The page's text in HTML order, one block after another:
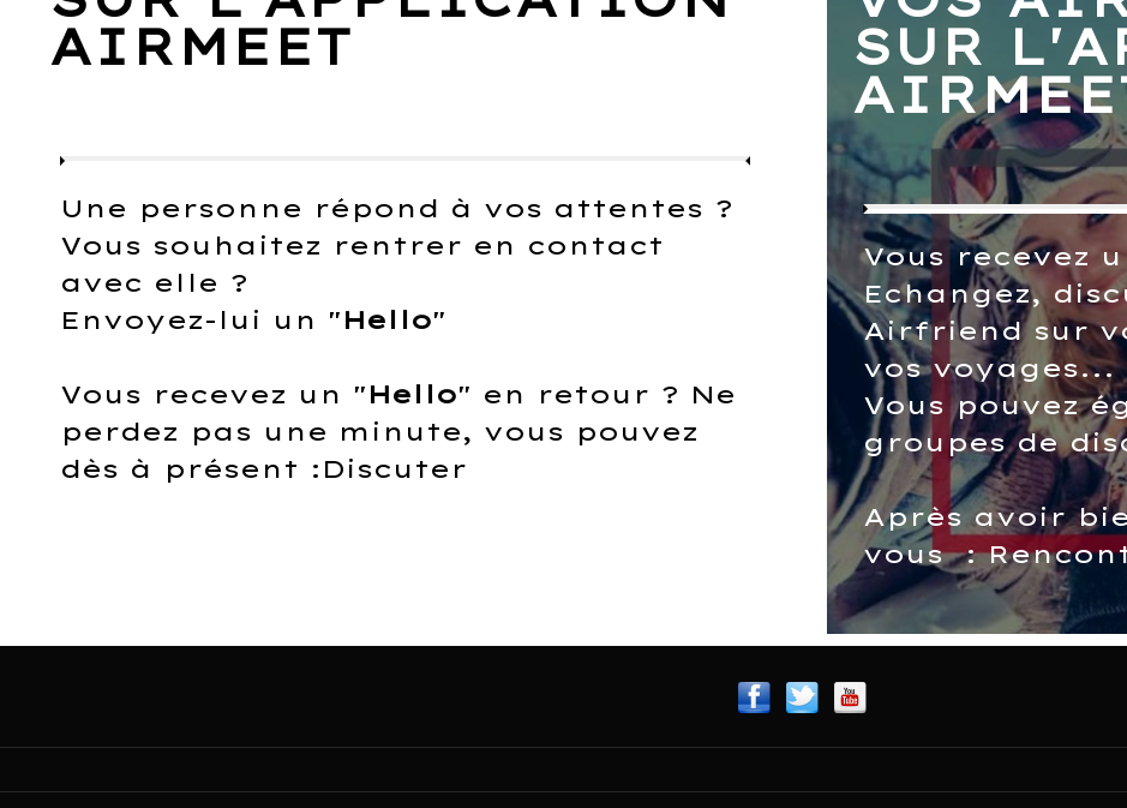
AIRMEET
Une personne répond à vos attentes ?
Vous souhaitez rentrer en contact
avec elle ?
Envoyez-lui un "Hello"
Vous recevez un "Hello" en retour ? Ne
perdez pas une minute, vous pouvez
dès à présent :Discuter
SUR
Vous recevez
Echangez,
Airfriend sur
vos
Vous pouvez
groupes de
Après avoir
vous :